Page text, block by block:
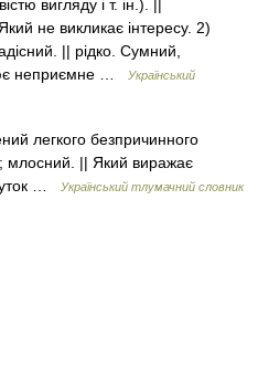
вигляду і т. ін.). ||
не викликає інтересу. 2)
|| рідко. Сумний,
неприємне …
Український
легкого безпричинного
млосний. || Який виражає
…
Український тлумачний словник